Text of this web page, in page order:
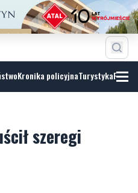
Kronika policyjnaTurystyka
szeregi